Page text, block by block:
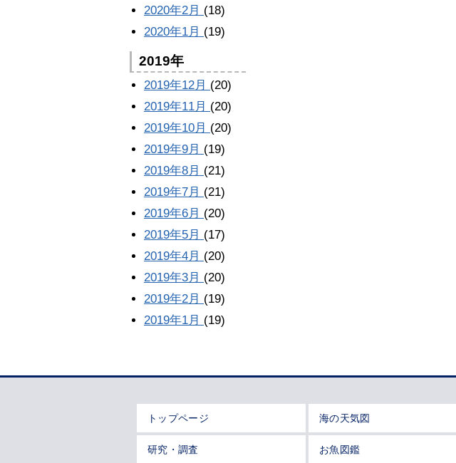
2020年2月 (18)
2020年1月 (19)
2019年
2019年12月 (20)
2019年11月 (20)
2019年10月 (20)
2019年9月 (19)
2019年8月 (21)
2019年7月 (21)
2019年6月 (20)
2019年5月 (17)
2019年4月 (20)
2019年3月 (20)
2019年2月 (19)
2019年1月 (19)
トップページ 海の天気図
研究・調査 お魚図鑑